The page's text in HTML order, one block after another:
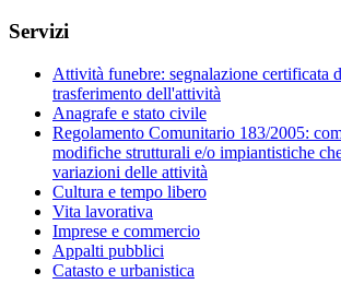
Servizi
Attività funebre: segnalazione certificata
trasferimento dell'attività
Anagrafe e stato civile
Regolamento Comunitario 183/2005:
modifiche strutturali e/o impiantistiche
variazioni delle attività
Cultura e tempo libero
Vita lavorativa
Imprese e commercio
Appalti pubblici
Catasto e urbanistica